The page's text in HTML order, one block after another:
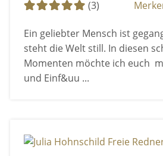
(3)
Ein geliebter Mensch ist
steht die Welt still. In diesen
Momenten möchte ich euch
und Einf&uu ...